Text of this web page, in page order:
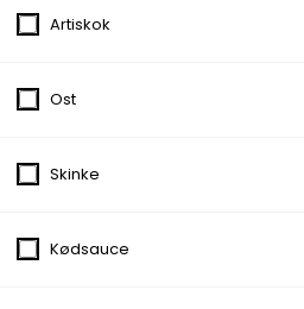
3. Hj. Durum Rulle
75,00 kr.
4. Hj. Durum Rulle
75,00 kr.
Artiskok
Ost
Skinke
Kødsauce